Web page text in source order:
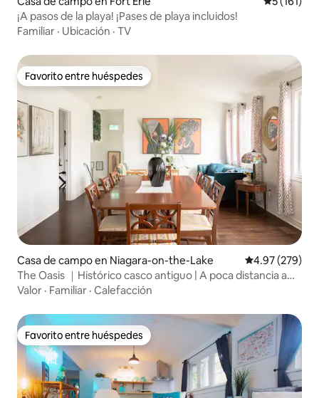
¡A pasos de la playa! ¡Pases de playa incluidos!
Familiar · Ubicación · TV
Favorito entre huéspedes
Favorito entre huéspedes
Casa de campo en Niagara-on-the-Lake Calificación
4.97 (279)
The Oasis ｜Histórico casco antiguo | A poca distancia a
pie de Queen St.
Valor · Familiar · Calefacción
Favorito entre huéspedes
Favorito entre huéspedes